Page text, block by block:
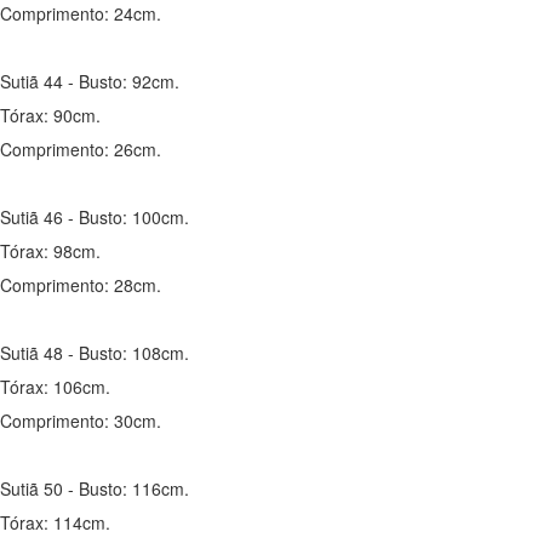
Comprimento: 24cm.
Sutiã 44 - Busto: 92cm.
Tórax: 90cm.
Comprimento: 26cm.
Sutiã 46 - Busto: 100cm.
Tórax: 98cm.
Comprimento: 28cm.
Sutiã 48 - Busto: 108cm.
Tórax: 106cm.
Comprimento: 30cm.
Sutiã 50 - Busto: 116cm.
Tórax: 114cm.